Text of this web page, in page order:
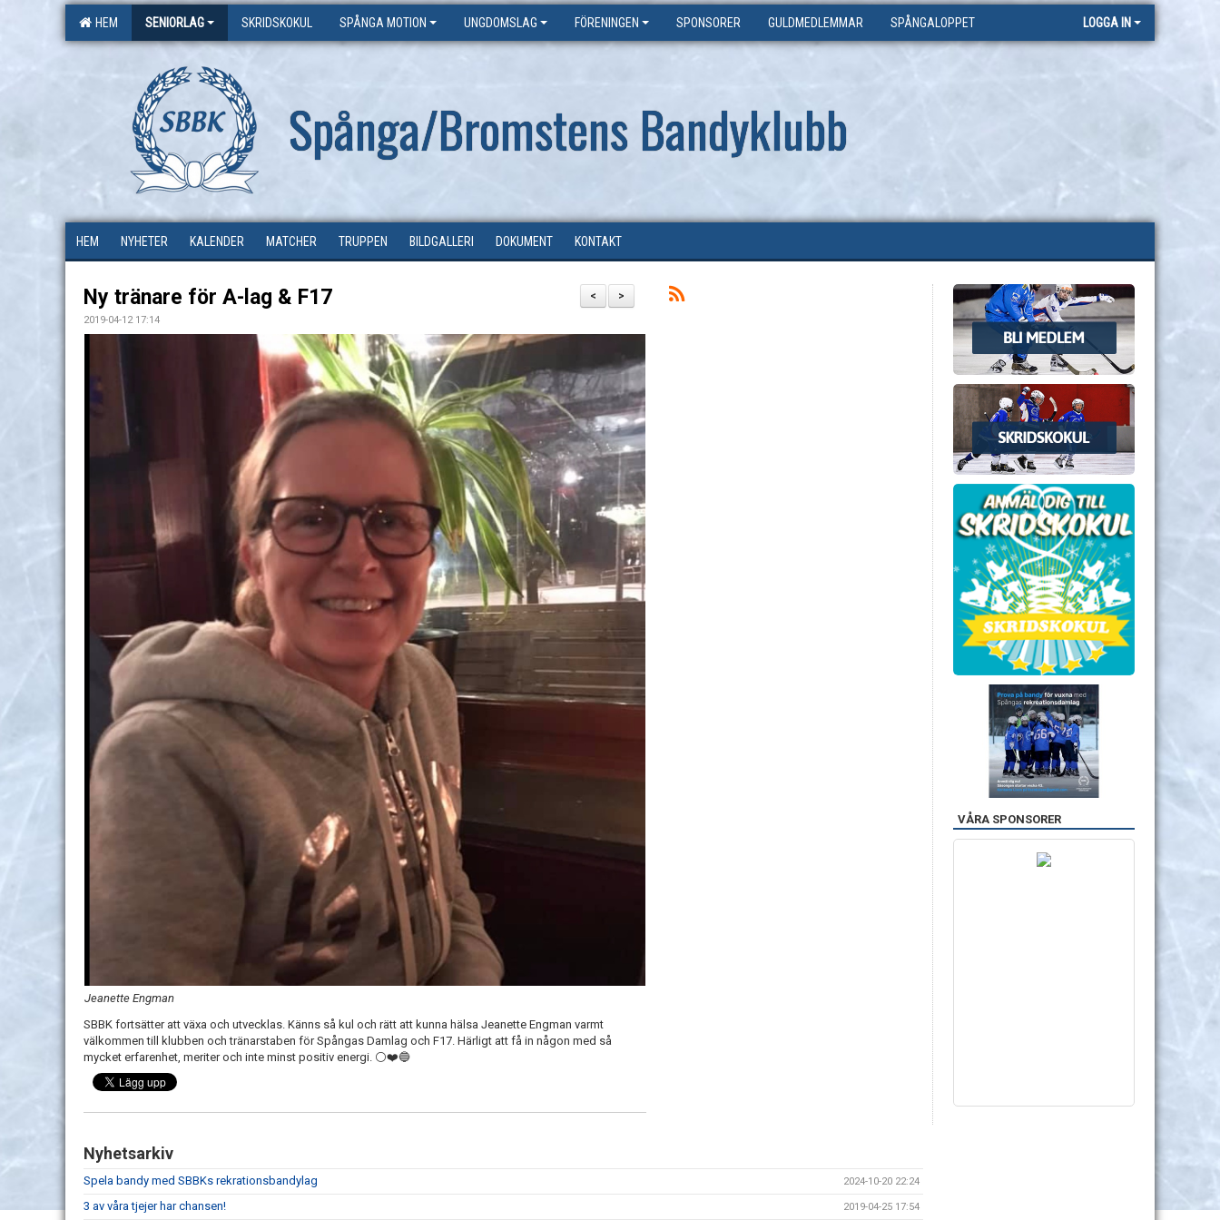
HEM SENIORLAG SKRIDSKOKUL SPÅNGA MOTION UNGDOMSLAG FÖRENINGEN SPONSORER GULDMEDLEMMAR SPÅNGALOPPET LOGGA IN
Spånga/Bromstens Bandyklubb
HEM NYHETER KALENDER MATCHER TRUPPEN BILDGALLERI DOKUMENT KONTAKT
>
<
Ny tränare för A-lag & F17
2019-04-12 17:14
Jeanette Engman
SBBK fortsätter att växa och utvecklas. Känns så kul och rätt att kunna hälsa Jeanette Engman varmt
välkommen till klubben och tränarstaben för Spångas Damlag och F17. Härligt att få in någon med så
mycket erfarenhet, meriter och inte minst positiv energi. ⚪️❤️🔵
Nyhetsarkiv
Spela bandy med SBBKs rekrationsbandylag 2024-10-20 22:24
3 av våra tjejer har chansen! 2019-04-25 17:54
VÅRA SPONSORER